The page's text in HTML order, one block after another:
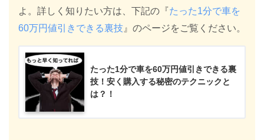
よ。詳しく知りたい方は、下記の『たった1分で車を
60万円値引きできる裏技 』のページをご覧ください。
たった1分で車を60万円値引きできる裏
技！安く購入する秘密のテクニックと
は？！